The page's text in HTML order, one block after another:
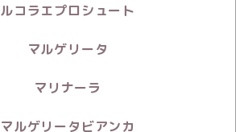
ルコラエプロシュート
マルゲリータ
マリナーラ
マルゲリータビアンカ